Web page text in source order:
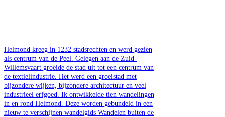
Helmond kreeg in 1232 stadsrechten en werd gezien
als centrum van de Peel. Gelegen aan de Zuid-
Willemsvaart groeide de stad uit tot een centrum van
de textielindustrie. Het werd een groeistad met
bijzondere wijken, bijzondere architectuur en veel
industrieel erfgoed. Ik ontwikkelde tien wandelingen
in en rond Helmond. Deze worden gebundeld in een
nieuw te verschijnen wandelgids Wandelen buiten de